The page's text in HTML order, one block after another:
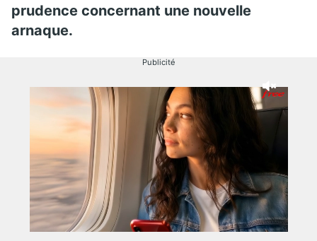
prudence concernant une nouvelle
arnaque.
Publicité